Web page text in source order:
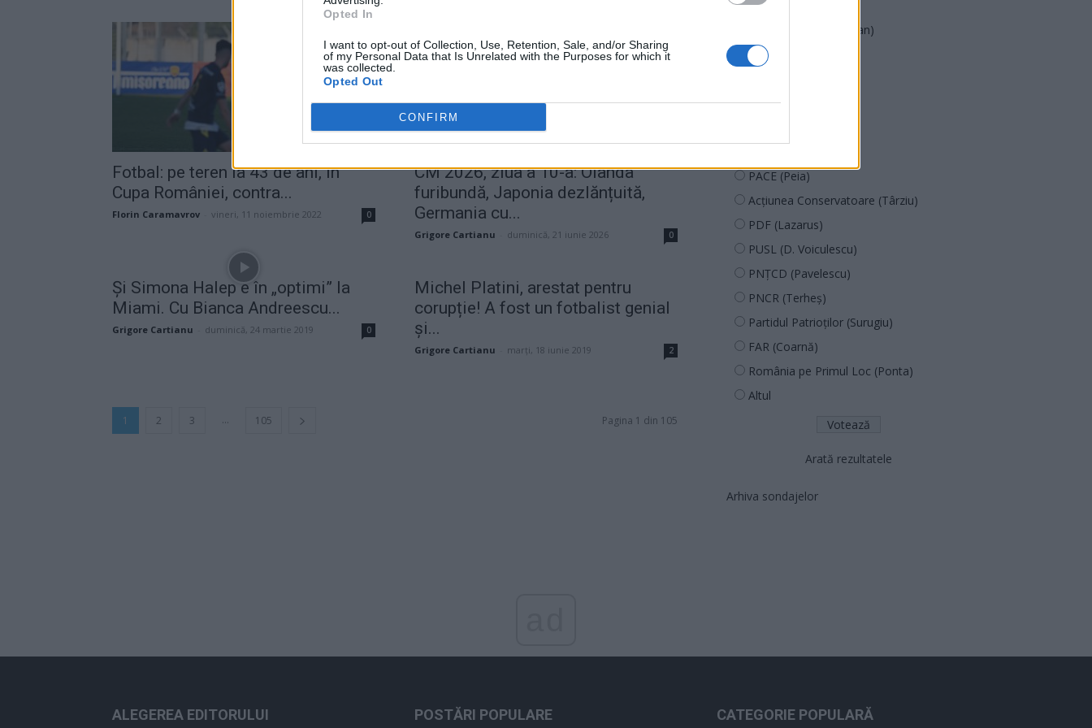
Opted In
I want to opt-out of Collection, Use, Retention, Sale, and/or Sharing
of my Personal Data that Is Unrelated with the Purposes for which it
was collected.
Opted Out
CONFIRM
Fotbal: pe teren la 43 de ani, în
Cupa României, contra...
Florin Caramavrov vineri, 11 noiembrie 2022 0
CM 2026, ziua a 10-a: Olanda
furibundă, Japonia dezlănțuită,
Germania cu...
Grigore Cartianu duminică, 21 iunie 2026 0
Și Simona Halep e în „optimi” la
Miami. Cu Bianca Andreescu...
Grigore Cartianu duminică, 24 martie 2019 0
Michel Platini, arestat pentru
corupție! A fost un fotbalist genial
și...
Grigore Cartianu marți, 18 iunie 2019 2
1 2 3 ... 105 Pagina 1 din 105
PMP (Tomac)
Forța Dreptei (L. Orban)
PNȚMM
SENS
PACE (Peia)
Acțiunea Conservatoare (Târziu)
PDF (Lazarus)
PUSL (D. Voiculescu)
PNȚCD (Pavelescu)
PNCR (Terheș)
Partidul Patrioților (Surugiu)
FAR (Coarnă)
România pe Primul Loc (Ponta)
Altul
Arată rezultatele
Arhiva sondajelor
ALEGEREA EDITORULUI POSTĂRI POPULARE CATEGORIE POPULARĂ